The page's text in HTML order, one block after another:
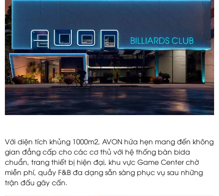
Với diện tích khủng 1000m2, AVON hứa hẹn mang đến không
gian đẳng cấp cho các cơ thủ với hệ thống bàn bida
chuẩn, trang thiết bị hiện đại, khu vực Game Center chờ
miễn phí, quầy F&B đa dạng sẵn sàng phục vụ sau những
trận đấu gây cấn.